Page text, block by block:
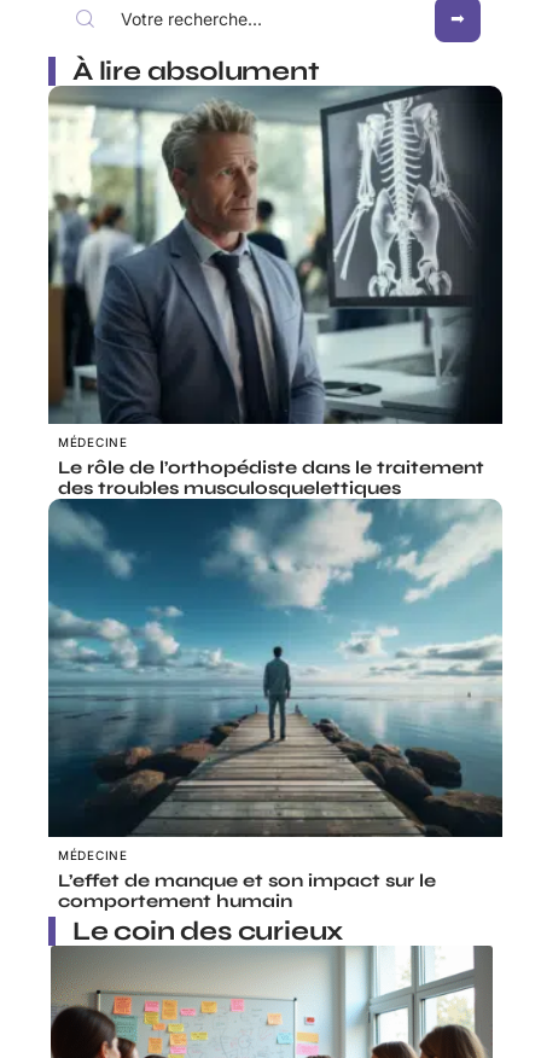
À lire absolument
MÉDECINE
Le rôle de l’orthopédiste dans le traitement
des troubles musculosquelettiques
MÉDECINE
L’effet de manque et son impact sur le
comportement humain
Le coin des curieux